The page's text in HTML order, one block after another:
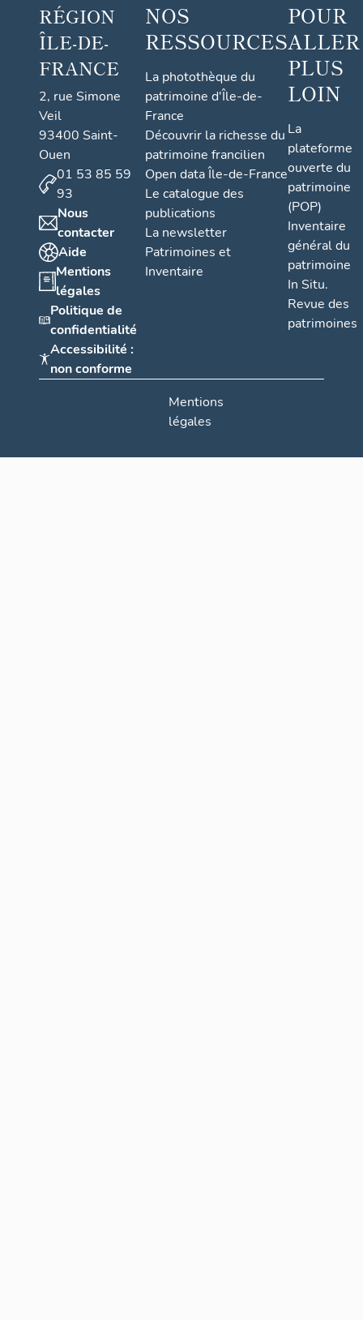
RÉGION
ÎLE-DE-
FRANCE
2, rue Simone
Veil
93400 Saint-
Ouen
01 53 85 59
93
Nous
contacter
Aide
Mentions
légales
Politique de
confidentialité
Accessibilité :
non conforme
NOS
RESSOURCES
La photothèque du
patrimoine d'Île-de-
France
Découvrir la richesse du
patrimoine francilien
Open data Île-de-France
Le catalogue des
publications
La newsletter
Patrimoines et
Inventaire
POUR
ALLER
PLUS
LOIN
La
plateforme
ouverte du
patrimoine
(POP)
Inventaire
général du
patrimoine
In Situ.
Revue des
patrimoines
Mentions
légales